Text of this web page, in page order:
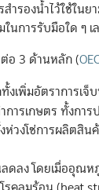
รองน้ำไว้ใช้ในย
นการรับมือใด ๆ เ
ต่อ 3 ด้านหลัก(
พิ่มอัตราการเจ็
รเกษตร ทั้งกา
วงโซ่การผลิตสิ
ลง โดยเมื่ออุณห